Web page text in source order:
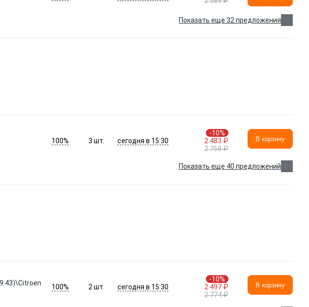
Показать еще 32 предложения
100% 3 шт. сегодня в 15:30
-10%
2 483 ₽
2 758 ₽
В корзину
Показать еще 40 предложений
100% 2 шт. сегодня в 15:30
-10%
2 497 ₽
2 774 ₽
В корзину